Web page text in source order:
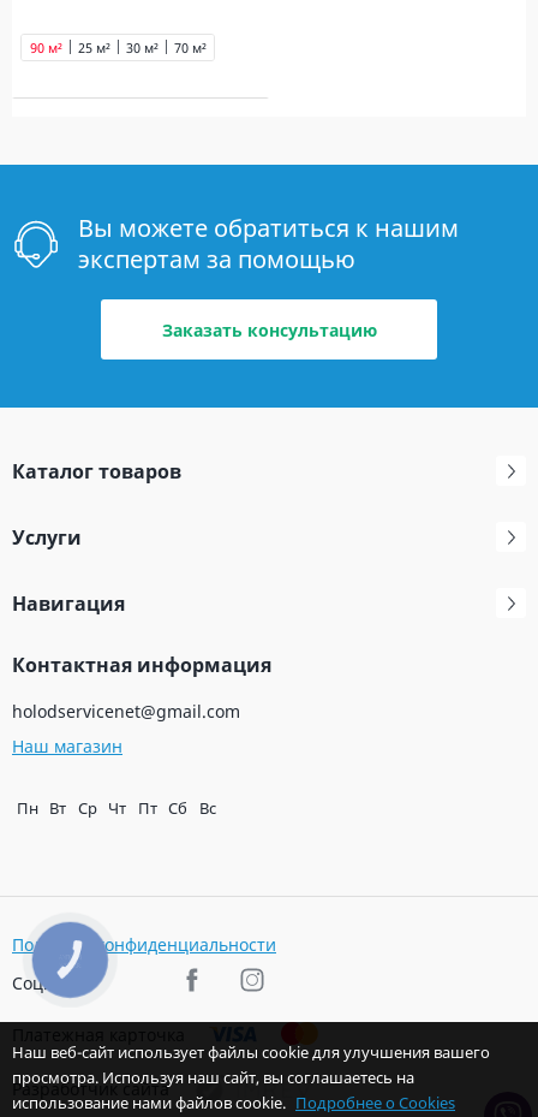
25 м² 30 м² 70 м²
90 м²
Вы можете обратиться к нашим
экспертам за помощью
Заказать консультацию
Каталог товаров
Услуги
Навигация
Контактная информация
holodservicenet@gmail.com
Наш магазин
Пн Вт Ср Чт Пт Сб Вс
Политика конфиденциальности
Соц. сети
Разработчик сайта
Наш веб-сайт использует файлы cookie для улучшения вашего
просмотра. Используя наш сайт, вы соглашаетесь на
использование нами файлов cookie. Подробнее о Cookies
КНОПКА
ЗВ'ЯЗКУ